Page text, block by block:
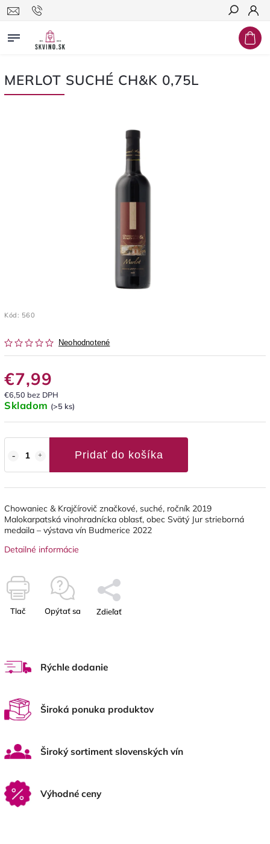
Hľadať
MERLOT SUCHÉ CH&K 0,75L
Kód: 560
Neohodnotené
€7,99
€6,50 bez DPH
Skladom (>5 ks)
Pridať do košíka
Chowaniec & Krajčírovič značkové, suché, ročník 2019
Malokarpatská vinohradnícka oblasť, obec Svätý Jur strieborná
medaila – výstava vín Budmerice 2022
Detailné informácie
Tlač Opýtať sa Zdieľať
Rýchle dodanie
Široká ponuka produktov
Široký sortiment slovenských vín
Výhodné ceny